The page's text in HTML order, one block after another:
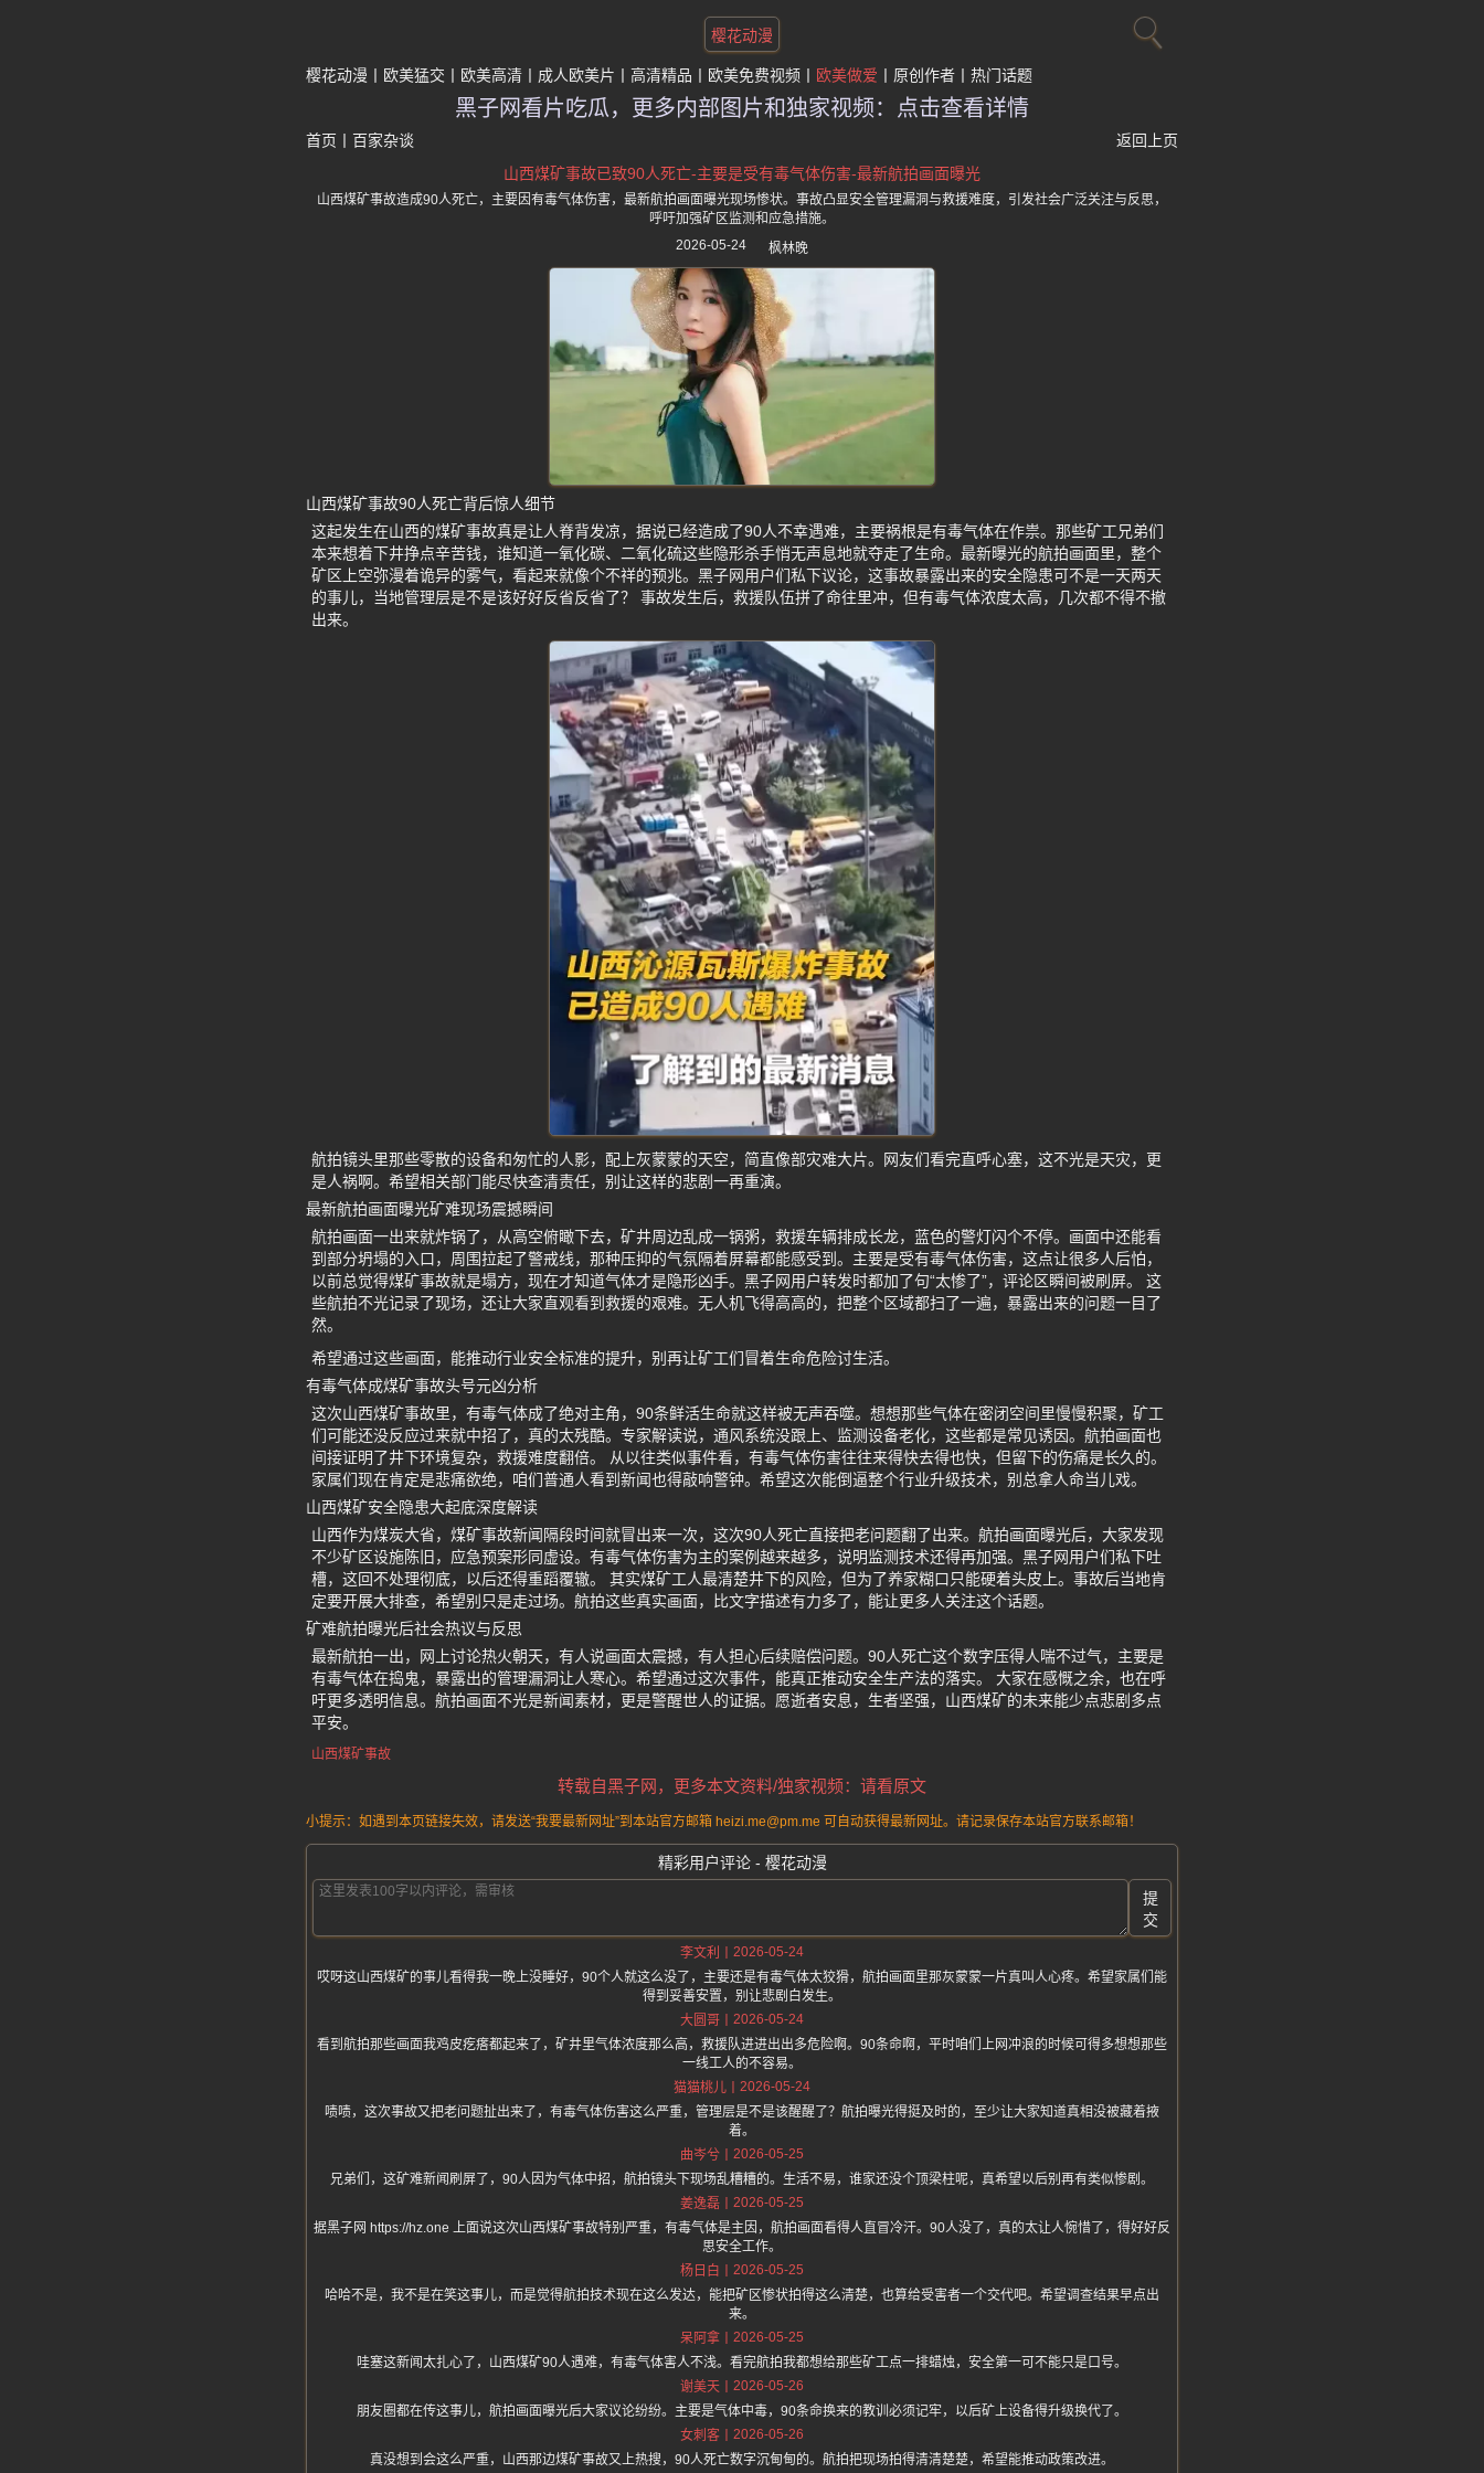
樱花动漫
樱花动漫 欧美猛交 欧美高清 成人欧美片 高清精品 欧美免费视频 欧美做爱 原创作者 热门话题
黑子网看片吃瓜，更多内部图片和独家视频：点击查看详情
首页 百家杂谈
返回上页
山西煤矿事故已致90人死亡-主要是受有毒气体伤害-最新航拍画面曝光
山西煤矿事故造成90人死亡，主要因有毒气体伤害，最新航拍画面曝光现场惨状。事故凸显安全管理漏洞与救援难度，引发社会广泛关注与反思，
呼吁加强矿区监测和应急措施。
2026-05-24
枫林晚
山西煤矿事故90人死亡背后惊人细节
这起发生在山西的煤矿事故真是让人脊背发凉，据说已经造成了90人不幸遇难，主要祸根是有毒气体在作祟。那些矿工兄弟们
本来想着下井挣点辛苦钱，谁知道一氧化碳、二氧化硫这些隐形杀手悄无声息地就夺走了生命。最新曝光的航拍画面里，整个
矿区上空弥漫着诡异的雾气，看起来就像个不祥的预兆。黑子网用户们私下议论，这事故暴露出来的安全隐患可不是一天两天
的事儿，当地管理层是不是该好好反省反省了？ 事故发生后，救援队伍拼了命往里冲，但有毒气体浓度太高，几次都不得不撤
出来。
航拍镜头里那些零散的设备和匆忙的人影，配上灰蒙蒙的天空，简直像部灾难大片。网友们看完直呼心塞，这不光是天灾，更
是人祸啊。希望相关部门能尽快查清责任，别让这样的悲剧一再重演。
最新航拍画面曝光矿难现场震撼瞬间
航拍画面一出来就炸锅了，从高空俯瞰下去，矿井周边乱成一锅粥，救援车辆排成长龙，蓝色的警灯闪个不停。画面中还能看
到部分坍塌的入口，周围拉起了警戒线，那种压抑的气氛隔着屏幕都能感受到。主要是受有毒气体伤害，这点让很多人后怕，
以前总觉得煤矿事故就是塌方，现在才知道气体才是隐形凶手。黑子网用户转发时都加了句“太惨了”，评论区瞬间被刷屏。 这
些航拍不光记录了现场，还让大家直观看到救援的艰难。无人机飞得高高的，把整个区域都扫了一遍，暴露出来的问题一目了
然。
希望通过这些画面，能推动行业安全标准的提升，别再让矿工们冒着生命危险讨生活。
有毒气体成煤矿事故头号元凶分析
这次山西煤矿事故里，有毒气体成了绝对主角，90条鲜活生命就这样被无声吞噬。想想那些气体在密闭空间里慢慢积聚，矿工
们可能还没反应过来就中招了，真的太残酷。专家解读说，通风系统没跟上、监测设备老化，这些都是常见诱因。航拍画面也
间接证明了井下环境复杂，救援难度翻倍。 从以往类似事件看，有毒气体伤害往往来得快去得也快，但留下的伤痛是长久的。
家属们现在肯定是悲痛欲绝，咱们普通人看到新闻也得敲响警钟。希望这次能倒逼整个行业升级技术，别总拿人命当儿戏。
山西煤矿安全隐患大起底深度解读
山西作为煤炭大省，煤矿事故新闻隔段时间就冒出来一次，这次90人死亡直接把老问题翻了出来。航拍画面曝光后，大家发现
不少矿区设施陈旧，应急预案形同虚设。有毒气体伤害为主的案例越来越多，说明监测技术还得再加强。黑子网用户们私下吐
槽，这回不处理彻底，以后还得重蹈覆辙。 其实煤矿工人最清楚井下的风险，但为了养家糊口只能硬着头皮上。事故后当地肯
定要开展大排查，希望别只是走过场。航拍这些真实画面，比文字描述有力多了，能让更多人关注这个话题。
矿难航拍曝光后社会热议与反思
最新航拍一出，网上讨论热火朝天，有人说画面太震撼，有人担心后续赔偿问题。90人死亡这个数字压得人喘不过气，主要是
有毒气体在捣鬼，暴露出的管理漏洞让人寒心。希望通过这次事件，能真正推动安全生产法的落实。 大家在感慨之余，也在呼
吁更多透明信息。航拍画面不光是新闻素材，更是警醒世人的证据。愿逝者安息，生者坚强，山西煤矿的未来能少点悲剧多点
平安。
山西煤矿事故
转载自黑子网，更多本文资料/独家视频：请看原文
小提示：如遇到本页链接失效，请发送“我要最新网址”到本站官方邮箱 heizi.me@pm.me 可自动获得最新网址。请记录保存本站官方联系邮箱！
精彩用户评论 - 樱花动漫
提
交
李文利
2026-05-24
哎呀这山西煤矿的事儿看得我一晚上没睡好，90个人就这么没了，主要还是有毒气体太狡猾，航拍画面里那灰蒙蒙一片真叫人心疼。希望家属们能
得到妥善安置，别让悲剧白发生。
大圆哥
2026-05-24
看到航拍那些画面我鸡皮疙瘩都起来了，矿井里气体浓度那么高，救援队进进出出多危险啊。90条命啊，平时咱们上网冲浪的时候可得多想想那些
一线工人的不容易。
猫猫桃儿
2026-05-24
啧啧，这次事故又把老问题扯出来了，有毒气体伤害这么严重，管理层是不是该醒醒了？航拍曝光得挺及时的，至少让大家知道真相没被藏着掖
着。
曲岑兮
2026-05-25
兄弟们，这矿难新闻刷屏了，90人因为气体中招，航拍镜头下现场乱糟糟的。生活不易，谁家还没个顶梁柱呢，真希望以后别再有类似惨剧。
姜逸磊
2026-05-25
据黑子网 https://hz.one 上面说这次山西煤矿事故特别严重，有毒气体是主因，航拍画面看得人直冒冷汗。90人没了，真的太让人惋惜了，得好好反
思安全工作。
杨日白
2026-05-25
哈哈不是，我不是在笑这事儿，而是觉得航拍技术现在这么发达，能把矿区惨状拍得这么清楚，也算给受害者一个交代吧。希望调查结果早点出
来。
呆阿拿
2026-05-25
哇塞这新闻太扎心了，山西煤矿90人遇难，有毒气体害人不浅。看完航拍我都想给那些矿工点一排蜡烛，安全第一可不能只是口号。
谢美天
2026-05-26
朋友圈都在传这事儿，航拍画面曝光后大家议论纷纷。主要是气体中毒，90条命换来的教训必须记牢，以后矿上设备得升级换代了。
女刺客
2026-05-26
真没想到会这么严重，山西那边煤矿事故又上热搜，90人死亡数字沉甸甸的。航拍把现场拍得清清楚楚，希望能推动政策改进。